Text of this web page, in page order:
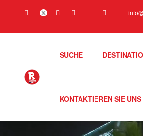
SUCHE
KONTAKTIEREN SIE UNS